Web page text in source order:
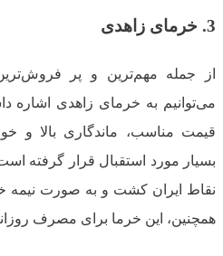
3. خرمای زاهدی
از جمله مهم‌ترین و پر
می‌توانیم به خرمای زاهدی اشاره
قیمت مناسب، ماندگاری بالا و
بسیار مورد استقبال قرار گرفته
نقاط ایران کشت و به صورت
همچنین، این خرما برای مصرف